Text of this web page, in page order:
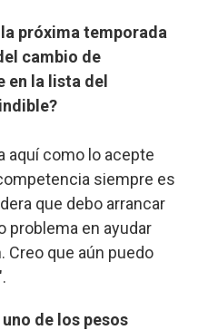
próxima temporada
cambio de
en la lista del
aquí como lo acepte
siempre es
que debo arrancar
problema en ayudar
Creo que aún puedo
de los pesos